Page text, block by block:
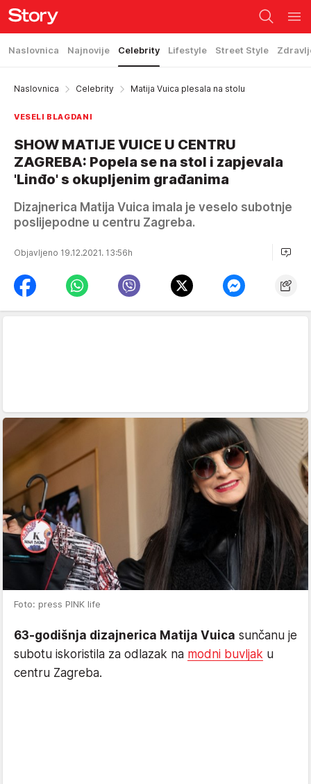
Naslovnica Najnovije Celebrity Lifestyle Street Style
Naslovnica Celebrity Matija Vuica plesala na stolu
VESELI BLAGDANI
SHOW MATIJE VUICE U CENTRU
ZAGREBA: Popela se na stol i zapjevala
'Linđo' s okupljenim građanima
Dizajnerica Matija Vuica imala je veselo subotnje
poslijepodne u centru Zagreba.
Objavljeno 19.12.2021. 13:56h
Foto: press PINK life
63-godišnja dizajnerica Matija Vuica sunčanu je
subotu iskoristila za odlazak na modni buvljak u
centru Zagreba.